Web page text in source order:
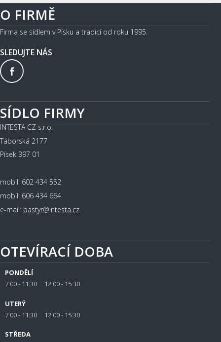
O FIRMĚ
Firma se sídlem v Písku a tradicí od roku 1995.
SLEDUJTE NÁS
SÍDLO FIRMY
INTESTA CZ s.r.o.
Táborská 2177
Písek 397 01
mobil: 602 434 552
mobil: 606 434 664
e-mail: bastyr@intesta.cz
OTEVÍRACÍ DOBA
PONDĚLÍ
7:00 - 11:30 12:00 - 15:30
UTERÝ
7:00 - 11:30 12:00 - 15:30
STŘEDA